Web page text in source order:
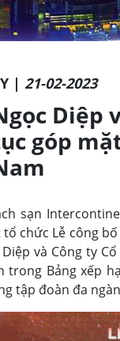
| 21-02-2023
Diệp
góp
sạn
chức Lễ công bố
và Công ty
trong Bảng xếp
tập đoàn đa